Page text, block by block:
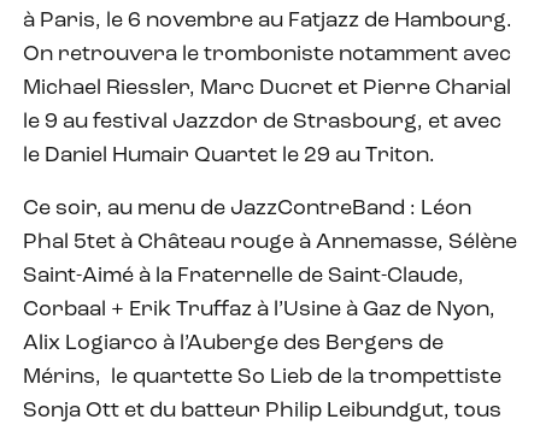
à Paris, le 6 novembre au Fatjazz de Hambourg.
On retrouvera le tromboniste notamment avec
Michael Riessler, Marc Ducret et Pierre Charial
le 9 au festival Jazzdor de Strasbourg, et avec
le Daniel Humair Quartet le 29 au Triton.
Ce soir, au menu de JazzContreBand : Léon
Phal 5tet à Château rouge à Annemasse, Sélène
Saint-Aimé à la Fraternelle de Saint-Claude,
Corbaal + Erik Truffaz à l’Usine à Gaz de Nyon,
Alix Logiarco à l’Auberge des Bergers de
Mérins, le quartette So Lieb de la trompettiste
Sonja Ott et du batteur Philip Leibundgut, tous